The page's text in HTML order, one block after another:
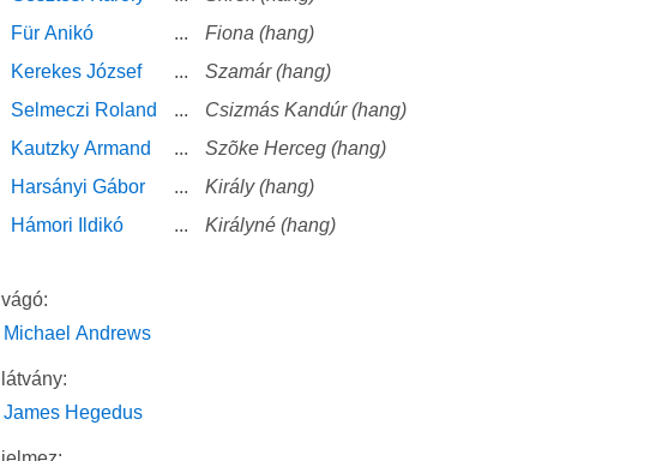
Für Anikó
...
Fiona (hang)
Kerekes József
...
Szamár (hang)
Selmeczi Roland
...
Csizmás Kandúr (hang)
Kautzky Armand
...
Szõke Herceg (hang)
Harsányi Gábor
...
Király (hang)
Hámori Ildikó
... Királyné (hang)
vágó:
Michael Andrews
látvány:
James Hegedus